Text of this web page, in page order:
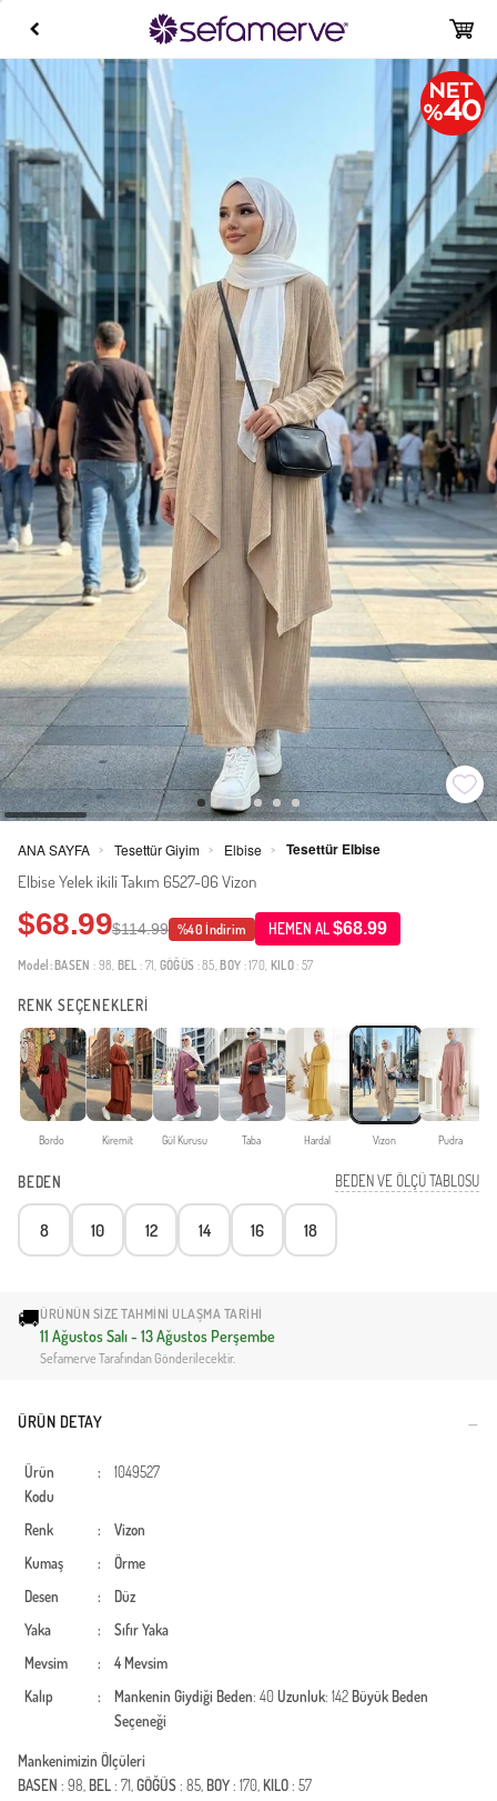
ANA SAYFA > Tesettür Giyim > Elbise > Tesettür Elbise
Elbise Yelek ikili Takım 6527-06 Vizon
$68.99$114.99 %40 İndirim HEMEN AL$68.99
Model: BASEN : 98, BEL : 71, GÖĞÜS : 85, BOY : 170, KILO: 57
RENK SEÇENEKLERİ
Bordo Kiremit Gül Kurusu Taba Hardal Vizon Pudra
BEDEN BEDEN VE ÖLÇÜ TABLOSU
8 10 12 14 16 18
🚚ÜRÜNÜN SIZE TAHMINI ULAŞMA TARIHI
11 Ağustos Salı - 13 Ağustos Perşembe
Sefamerve Tarafından Gönderilecektir.
ÜRÜN DETAY
Ürün
Kodu
: 1049527
Renk :
Vizon
Kumaş
:
Örme
Desen
:
Düz
Yaka
:
Sıfır Yaka
Mevsim
:
4 Mevsim
Kalıp
: Mankenin Giydiği Beden: 40Uzunluk: 142 Büyük Beden
Seçeneği
Mankenimizin Ölçüleri
BASEN : 98, BEL: 71,GÖĞÜS: 85, BOY: 170, KILO: 57